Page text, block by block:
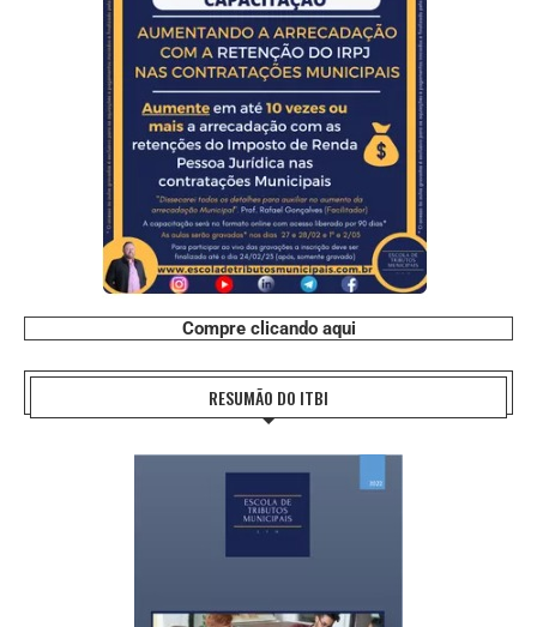
Compre clicando aqui
RESUMÃO DO ITBI